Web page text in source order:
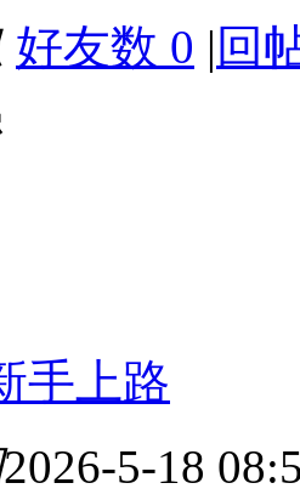
好友数 0 | 回
手上路
2026-5-18